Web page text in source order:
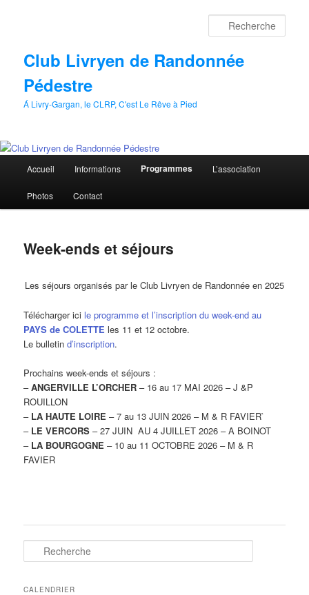
Club Livryen de Randonnée
Pédestre
Á Livry-Gargan, le CLRP, C'est Le Rêve à Pied
principal
Accueil Informations Programmes L’association
Photos Contact
Week-ends et séjours
Les séjours organisés par le Club Livryen de Randonnée en 2025
Télécharger ici le programme et l’inscription du week-end au
PAYS de COLETTE les 11 et 12 octobre.
Le bulletind’inscription.
Prochains week-ends et séjours :
–ANGERVILLE L’ORCHER – 16 au 17 MAI 2026 – J &P
ROUILLON
– LA HAUTE LOIRE – 7 au 13 JUIN 2026 – M & R FAVIER`
– LE VERCORS – 27 JUIN AU 4 JUILLET 2026 – A BOINOT
– LA BOURGOGNE – 10 au 11 OCTOBRE 2026 – M & R
FAVIER
e
h
CALENDRIER